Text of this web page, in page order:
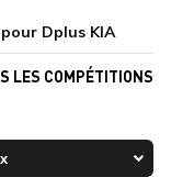
Dplus KIA
LES COMPÉTITIONS